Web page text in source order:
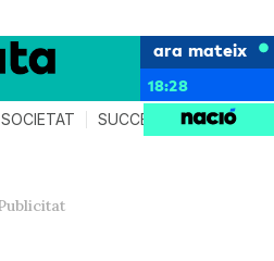
ara mateix
18:28
SOCIETAT SUCCESSOS AGENDA